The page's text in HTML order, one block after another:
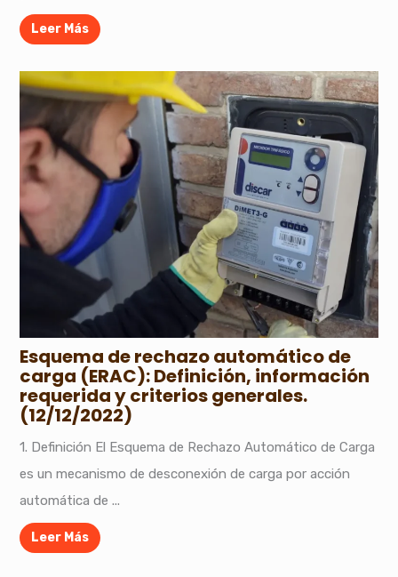
Leer Más
Esquema de rechazo automático de
carga (ERAC): Definición, información
requerida y criterios generales.
(12/12/2022)
1. Definición El Esquema de Rechazo Automático de Carga
es un mecanismo de desconexión de carga por acción
automática de ...
Leer Más